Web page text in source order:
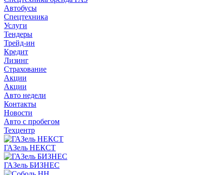
Автобусы
Спецтехника
Услуги
Тендеры
Трейд-ин
Кредит
Лизинг
Страхование
Акции
Акции
Авто недели
Контакты
Новости
Авто с пробегом
Техцентр
ГАЗель НЕКСТ
ГАЗель БИЗНЕС